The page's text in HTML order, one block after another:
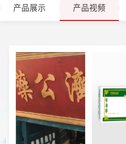
产品展示 产品视频